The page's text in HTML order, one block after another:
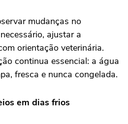
mudanças no
ajustar a
orientação veterinária.
continua essencial: a água
fresca e nunca congelada.
em dias frios